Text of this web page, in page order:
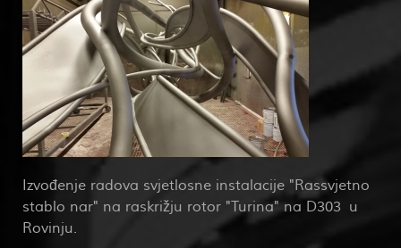
Izvođenje radova svjetlosne instalacije "Rassvjetno
stablo nar" na raskrižju rotor "Turina" na D303 u
Rovinju.